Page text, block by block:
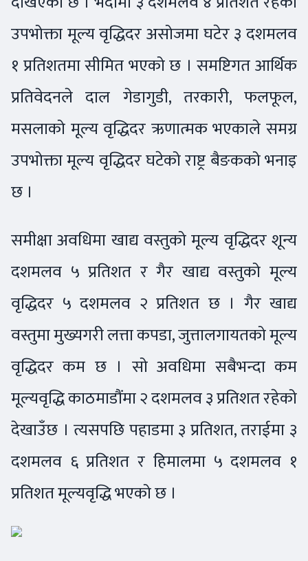
उपभोक्ता मूल्य वृद्धिदर असोजमा घटेर ३ दशमलव
१ प्रतिशतमा सीमित भएको छ । समष्टिगत आर्थिक
प्रतिवेदनले दाल गेडागुडी, तरकारी, फलफूल,
मसलाको मूल्य वृद्धिदर ऋणात्मक भएकाले समग्र
उपभोक्ता मूल्य वृद्धिदर घटेको राष्ट्र बैङकको भनाइ
छ ।
समीक्षा अवधिमा खाद्य वस्तुको मूल्य वृद्धिदर शून्य
दशमलव ५ प्रतिशत र गैर खाद्य वस्तुको मूल्य
वृद्धिदर ५ दशमलव २ प्रतिशत छ । गैर खाद्य
वस्तुमा मुख्यगरी लत्ता कपडा, जुत्तालगायतको मूल्य
वृद्धिदर कम छ । सो अवधिमा सबैभन्दा कम
मूल्यवृद्धि काठमाडौंमा २ दशमलव ३ प्रतिशत रहेको
देखाउँछ । त्यसपछि पहाडमा ३ प्रतिशत, तराईमा ३
दशमलव ६ प्रतिशत र हिमालमा ५ दशमलव १
प्रतिशत मूल्यवृद्धि भएको छ ।